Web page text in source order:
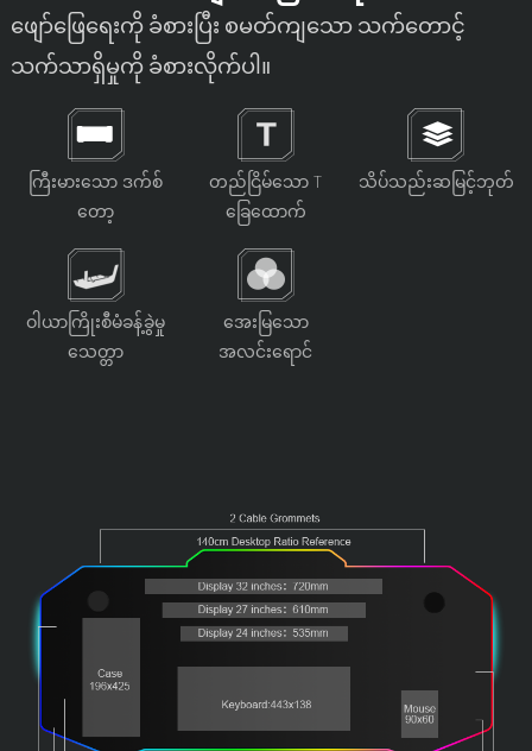
ဖျော်ဖြေရေးကို ခံစားပြီး စမတ်ကျသော သက်တောင့်
သက်သာရှိမှုကို ခံစားလိုက်ပါ။
ကြီးမားသော ဒက်စ်
တော့
တည်ငြိမ်သော T
ခြေထောက်
သိပ်သည်းဆမြင့်ဘုတ်
ဝါယာကြိုးစီမံခန့်ခွဲမှု
သေတ္တာ
အေးမြသော
အလင်းရောင်